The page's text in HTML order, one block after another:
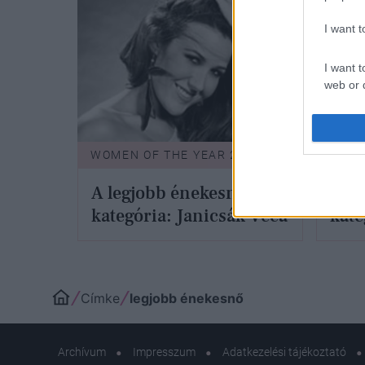
I want
I want
web or
I want
WOMEN OF THE YEAR 2012
A legjobb énekesnő
kategória: Janicsák Veca
A
Címke legjobb énekesnő
Archívum Impresszum Adatkezelési tájékoztató